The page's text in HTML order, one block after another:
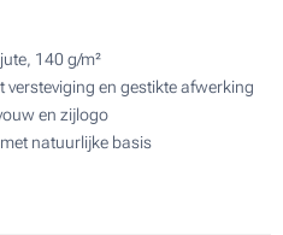
140 g/m²
versteviging en gestikte afwerking
en zijlogo
natuurlijke basis